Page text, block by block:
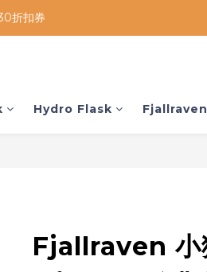
折扣券
Hydro Flask Fjallraven
Fjallraven 小